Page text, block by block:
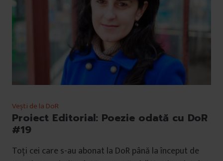
Vești de la DoR
Proiect Editorial: Poezie odată cu DoR
#19
Toți cei care s-au abonat la DoR până la început de